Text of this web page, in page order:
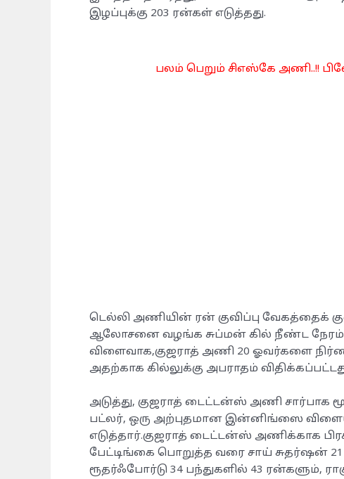
இழப்புக்கு 203 ரன்கள் எடுத்தது.
பலம் பெறும் சிஎஸ்கே அணி..!!
டெல்லி அணியின் ரன் குவிப்பு வேகத்தைக்
ஆலோசனை வழங்க சுப்மன் கில் நீண்ட
விளைவாக,குஜராத் அணி 20 ஓவர்களை
அதற்காக கில்லுக்கு அபராதம்
அடுத்து, குஜராத் டைட்டன்ஸ் அணி
பட்லர், ஒரு அற்புதமான இன்னிங்ஸை
எடுத்தார்.குஜராத் டைட்டன்ஸ் அணிக்காக
பேட்டிங்கை பொறுத்த வரை சாய் சுதர்ஷன்
ரூதர்ஃபோர்டு 34 பந்துகளில் 43 ரன்களும்,